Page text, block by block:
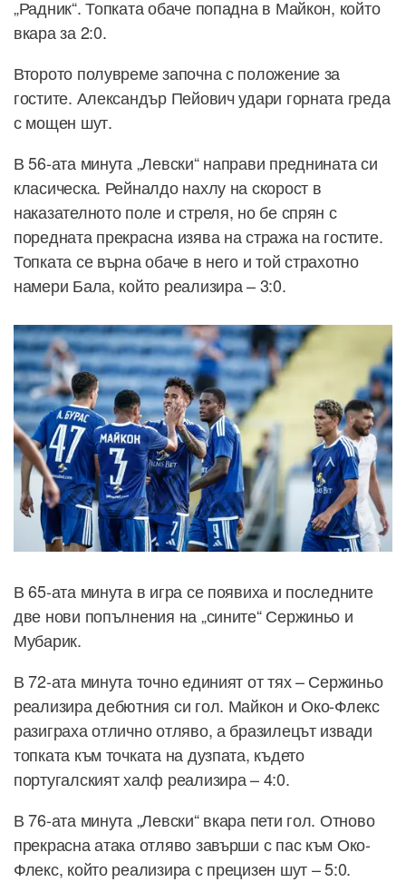
„Радник“. Топката обаче попадна в Майкон, който
вкара за 2:0.
Второто полувреме започна с положение за
гостите. Александър Пейович удари горната греда
с мощен шут.
В 56-ата минута „Левски“ направи преднината си
класическа. Рейналдо нахлу на скорост в
наказателното поле и стреля, но бе спрян с
поредната прекрасна изява на стража на гостите.
Топката се върна обаче в него и той страхотно
намери Бала, който реализира – 3:0.
В 65-ата минута в игра се появиха и последните
две нови попълнения на „сините“ Сержиньо и
Мубарик.
В 72-ата минута точно единият от тях – Сержиньо
реализира дебютния си гол. Майкон и Око-Флекс
разиграха отлично отляво, а бразилецът извади
топката към точката на дузпата, където
португалският халф реализира – 4:0.
В 76-ата минута „Левски“ вкара пети гол. Отново
прекрасна атака отляво завърши с пас към Око-
Флекс, който реализира с прецизен шут – 5:0.